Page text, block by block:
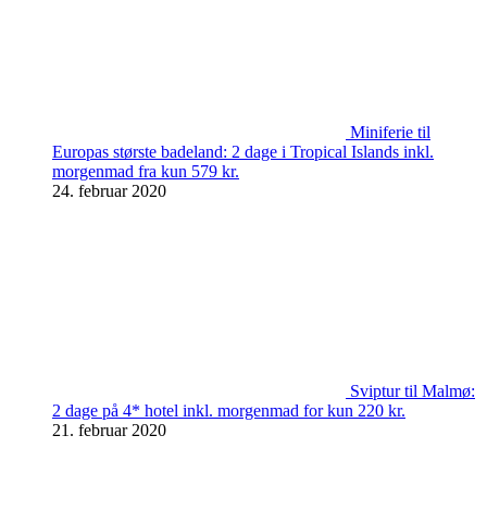
Miniferie til
Europas største badeland: 2 dage i Tropical Islands inkl.
morgenmad fra kun 579 kr.
24. februar 2020
Sviptur til Malmø:
2 dage på 4* hotel inkl. morgenmad for kun 220 kr.
21. februar 2020